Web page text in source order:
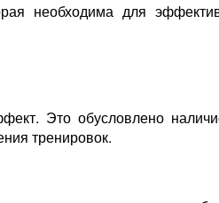
необходима для
Это обусловлено
тренировок.